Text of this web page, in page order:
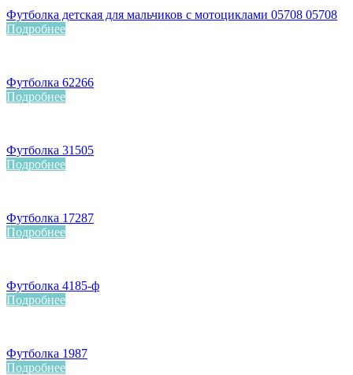
Футболка детская для мальчиков с мотоциклами 05708 05708
Подробнее
Футболка 62266
Подробнее
Футболка 31505
Подробнее
Футболка 17287
Подробнее
Футболка 4185-ф
Подробнее
Футболка 1987
Подробнее